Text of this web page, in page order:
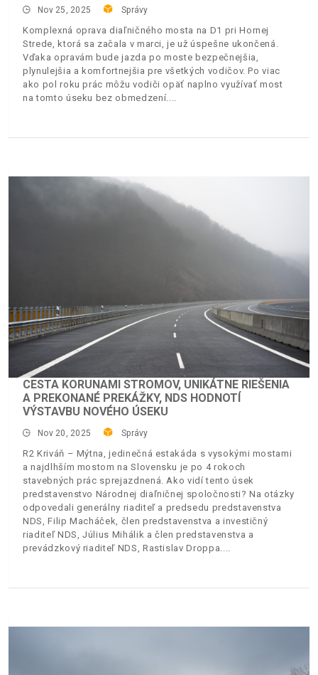
Nov 25, 2025 Správy
Komplexná oprava diaľničného mosta na D1 pri Hornej
Strede, ktorá sa začala v marci, je už úspešne ukončená.
Vďaka opravám bude jazda po moste bezpečnejšia,
plynulejšia a komfortnejšia pre všetkých vodičov. Po viac
ako pol roku prác môžu vodiči opäť naplno využívať most
na tomto úseku bez obmedzení.
CESTA KORUNAMI STROMOV, UNIKÁTNE RIEŠENIA
A PREKONANÉ PREKÁŽKY, NDS HODNOTÍ
VÝSTAVBU NOVÉHO ÚSEKU
Nov 20, 2025 Správy
R2 Kriváň – Mýtna, jedinečná estakáda s vysokými mostami
a najdlhším mostom na Slovensku je po 4 rokoch
stavebných prác sprejazdnená. Ako vidí tento úsek
predstavenstvo Národnej diaľničnej spoločnosti? Na otázky
odpovedali generálny riaditeľ a predsedu predstavenstva
NDS, Filip Macháček, člen predstavenstva a investičný
riaditeľ NDS, Július Mihálik a člen predstavenstva a
prevádzkový riaditeľ NDS, Rastislav Droppa.